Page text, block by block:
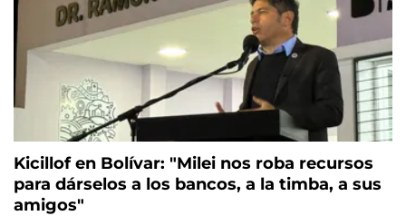
Kicillof en Bolívar: "Milei nos roba recursos
para dárselos a los bancos, a la timba, a sus
amigos"